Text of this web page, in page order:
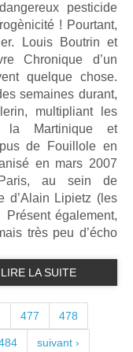
pesticide
! Pourtant,
Louis Boutrin et
Chronique d’un
quelque chose.
semaines durant,
multipliant les
la Martinique et
de Fouillole en
en mars 2007
au sein de
d’Alain Lipietz (les
également,
très peu d’écho
LIRE LA SUITE
477 478
suivant ›